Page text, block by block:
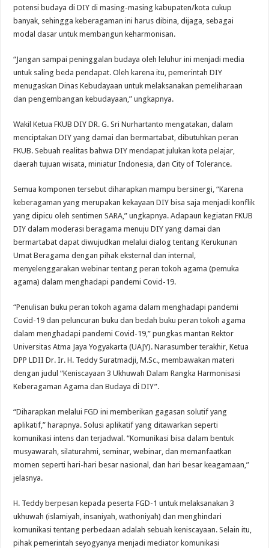
potensi budaya di DIY di masing-masing kabupaten/kota cukup
banyak, sehingga keberagaman ini harus dibina, dijaga, sebagai
modal dasar untuk membangun keharmonisan.
“Jangan sampai peninggalan budaya oleh leluhur ini menjadi media
untuk saling beda pendapat. Oleh karena itu, pemerintah DIY
menugaskan Dinas Kebudayaan untuk melaksanakan pemeliharaan
dan pengembangan kebudayaan,” ungkapnya.
Wakil Ketua FKUB DIY DR. G. Sri Nurhartanto mengatakan, dalam
menciptakan DIY yang damai dan bermartabat, dibutuhkan peran
FKUB. Sebuah realitas bahwa DIY mendapat julukan kota pelajar,
daerah tujuan wisata, miniatur Indonesia, dan City of Tolerance.
Semua komponen tersebut diharapkan mampu bersinergi, “Karena
keberagaman yang merupakan kekayaan DIY bisa saja menjadi konflik
yang dipicu oleh sentimen SARA,” ungkapnya. Adapaun kegiatan FKUB
DIY dalam moderasi beragama menuju DIY yang damai dan
bermartabat dapat diwujudkan melalui dialog tentang Kerukunan
Umat Beragama dengan pihak eksternal dan internal,
menyelenggarakan webinar tentang peran tokoh agama (pemuka
agama) dalam menghadapi pandemi Covid-19.
“Penulisan buku peran tokoh agama dalam menghadapi pandemi
Covid-19 dan peluncuran buku dan bedah buku peran tokoh agama
dalam menghadapi pandemi Covid-19,” pungkas mantan Rektor
Universitas Atma Jaya Yogyakarta (UAJY). Narasumber terakhir, Ketua
DPP LDII Dr. Ir. H. Teddy Suratmadji, M.Sc., membawakan materi
dengan judul “Keniscayaan 3 Ukhuwah Dalam Rangka Harmonisasi
Keberagaman Agama dan Budaya di DIY”.
“Diharapkan melalui FGD ini memberikan gagasan solutif yang
aplikatif,” harapnya. Solusi aplikatif yang ditawarkan seperti
komunikasi intens dan terjadwal. “Komunikasi bisa dalam bentuk
musyawarah, silaturahmi, seminar, webinar, dan memanfaatkan
momen seperti hari-hari besar nasional, dan hari besar keagamaan,”
jelasnya.
H. Teddy berpesan kepada peserta FGD-1 untuk melaksanakan 3
ukhuwah (islamiyah, insaniyah, wathoniyah) dan menghindari
komunikasi tentang perbedaan adalah sebuah keniscayaan. Selain itu,
pihak pemerintah seyogyanya menjadi mediator komunikasi